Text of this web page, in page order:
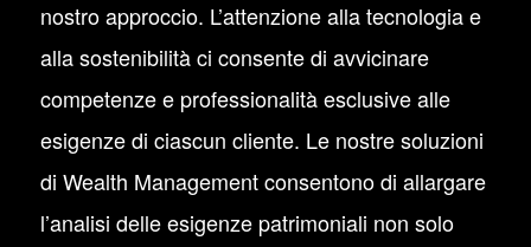
nostro approccio. L’attenzione alla tecnologia e
alla sostenibilità ci consente di avvicinare
competenze e professionalità esclusive alle
esigenze di ciascun cliente. Le nostre soluzioni
di Wealth Management consentono di allargare
l’analisi delle esigenze patrimoniali non solo